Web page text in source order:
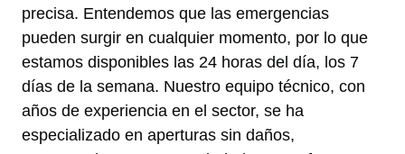
precisa. Entendemos que las emergencias
pueden surgir en cualquier momento, por lo que
estamos disponibles las 24 horas del día, los 7
días de la semana. Nuestro equipo técnico, con
años de experiencia en el sector, se ha
especializado en aperturas sin daños,